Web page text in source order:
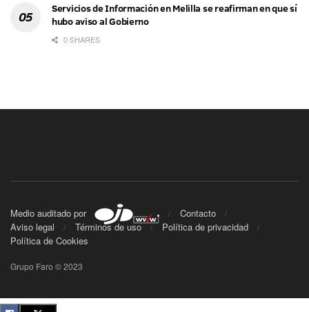
Servicios de Información en Melilla se reafirman en que sí
hubo aviso al Gobierno
0 SHARES
Medio auditado por
Contacto
Aviso legal
Términos de uso
Política de privacidad
Política de Cookies
Grupo Faro © 2023